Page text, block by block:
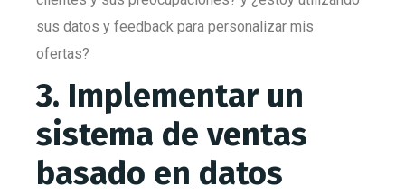
sus datos y feedback para personalizar mis
ofertas?
3. Implementar un
sistema de ventas
basado en datos